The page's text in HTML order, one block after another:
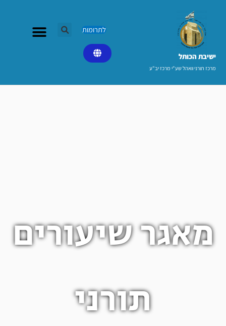
ישיבת הכותל​
מרכז תורני וואהל שע"י מרכז יב"ע
לתרומות
מאגר שיעורים
תורני